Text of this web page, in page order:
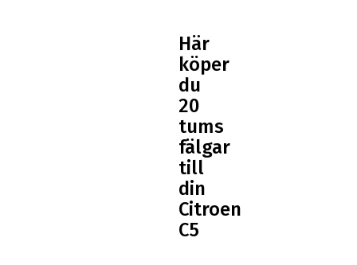
Här
köper
du
20
tums
fälgar
till
din
Citroen
C5